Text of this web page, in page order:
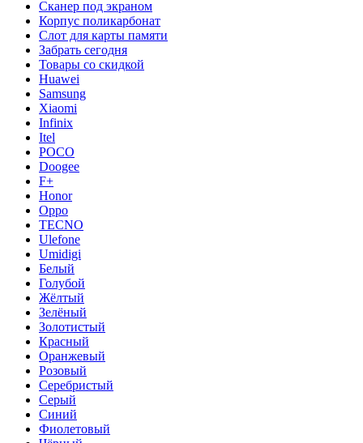
Сканер под экраном
Корпус поликарбонат
Слот для карты памяти
Забрать сегодня
Товары со скидкой
Huawei
Samsung
Xiaomi
Infinix
Itel
POCO
Doogee
F+
Honor
Oppo
TECNO
Ulefone
Umidigi
Белый
Голубой
Жёлтый
Зелёный
Золотистый
Красный
Оранжевый
Розовый
Серебристый
Серый
Синий
Фиолетовый